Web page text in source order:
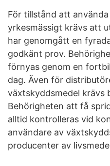
För tillstånd att
yrkesmässigt krävs att
har genomgått en
godkänt prov.
förnyas genom en
dag. Även för
växtskyddsmedel krävs
Behörigheten att få
alltid kontrolleras vid
användare av
producenter av